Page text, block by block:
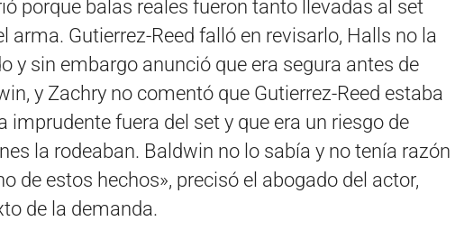
porque balas reales fueron tanto llevadas al set
arma. Gutierrez-Reed falló en revisarlo, Halls no la
y sin embargo anunció que era segura antes de
y Zachry no comentó que Gutierrez-Reed estaba
imprudente fuera del set y que era un riesgo de
la rodeaban. Baldwin no lo sabía y no tenía razón
de estos hechos», precisó el abogado del actor,
de la demanda.